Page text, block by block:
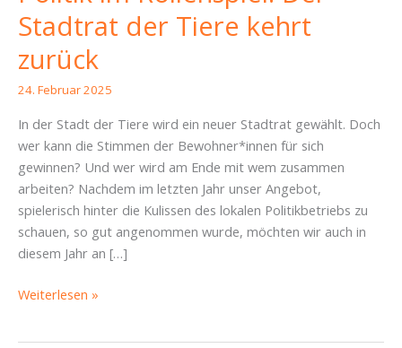
Stadtrat der Tiere kehrt
zurück
24. Februar 2025
In der Stadt der Tiere wird ein neuer Stadtrat gewählt. Doch
wer kann die Stimmen der Bewohner*innen für sich
gewinnen? Und wer wird am Ende mit wem zusammen
arbeiten? Nachdem im letzten Jahr unser Angebot,
spielerisch hinter die Kulissen des lokalen Politikbetriebs zu
schauen, so gut angenommen wurde, möchten wir auch in
diesem Jahr an […]
Politik
Weiterlesen »